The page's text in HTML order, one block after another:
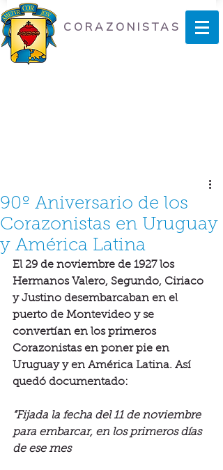
CORAZONISTAS
90º Aniversario de los
Corazonistas en Uruguay
y América Latina
El 29 de noviembre de 1927 los
Hermanos Valero, Segundo, Ciriaco
y Justino desembarcaban en el
puerto de Montevideo y se
convertían en los primeros
Corazonistas en poner pie en
Uruguay y en América Latina. Así
quedó documentado:
“Fijada la fecha del 11 de noviembre
para embarcar, en los primeros días
de ese mes